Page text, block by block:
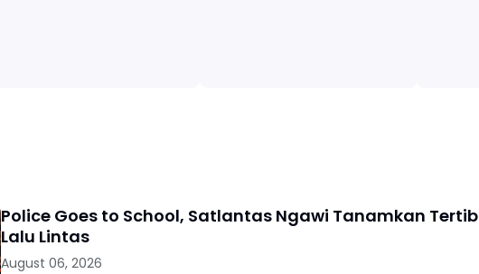
Police Goes to School, Satlantas Ngawi Tanamkan Tertib
Lalu Lintas
August 06, 2026